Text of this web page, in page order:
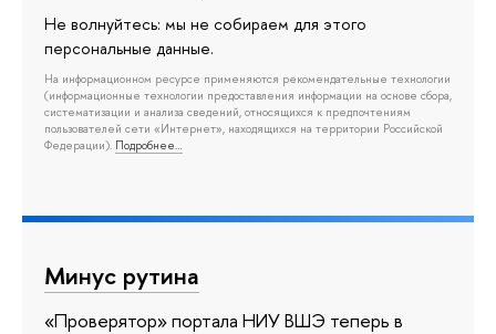
Не волнуйтесь: мы не собираем для этого
персональные данные.
На информационном ресурсе применяются рекомендательные технологии
(информационные технологии предоставления информации на основе сбора,
систематизации и анализа сведений, относящихся к предпочтениям
пользователей сети «Интернет», находящихся на территории Российской
Федерации). Подробнее…
Минус рутина
«Проверятор» портала НИУ ВШЭ теперь в